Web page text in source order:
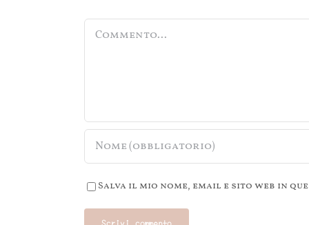
Salva il mio nome, email e sito web in